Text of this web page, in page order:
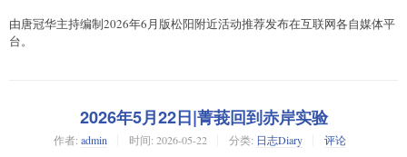
由唐冠华主持编制2026年6月版松阳附近活动推荐发布在互联网各自媒体平
台。
2026年5月22日|菁莪回到赤岸实验
作者: admin 时间: 2026-05-22 分类: 日志Diary 评论